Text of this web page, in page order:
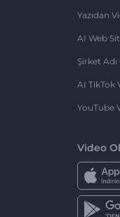
Yazıdan
AI Web
Şirket
AI TikTok
YouTube
Video